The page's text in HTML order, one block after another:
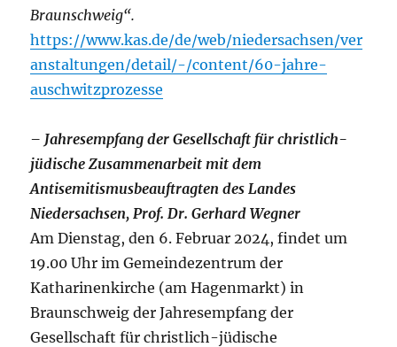
Braunschweig“.
https://www.kas.de/de/web/niedersachsen/ver
anstaltungen/detail/-/content/60-jahre-
auschwitzprozesse
– Jahresempfang der Gesellschaft für christlich-
jüdische Zusammenarbeit mit dem
Antisemitismusbeauftragten des Landes
Niedersachsen, Prof. Dr. Gerhard Wegner
Am Dienstag, den 6. Februar 2024, findet um
19.00 Uhr im Gemeindezentrum der
Katharinenkirche (am Hagenmarkt) in
Braunschweig der Jahresempfang der
Gesellschaft für christlich-jüdische